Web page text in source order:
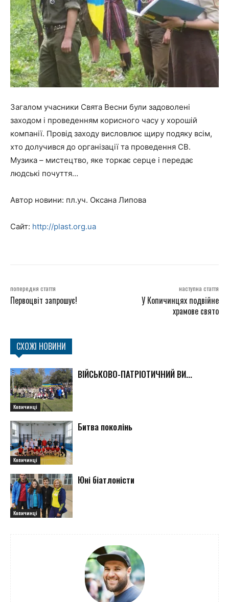
Загалом учасники Свята Весни були задоволені
заходом і проведенням корисного часу у хорошій
компанії. Провід заходу висловлює щиру подяку всім,
хто долучився до організації та проведення СВ.
Музика – мистецтво, яке торкає серце і передає
людські почуття…
Автор новини: пл.уч. Оксана Липова
Сайт: http://plast.org.ua
попередня стаття
Первоцвіт запрошує!
наступна стаття
У Копичинцях подвійне
храмове свято
СХОЖІ НОВИНИ
Копичинці
ВІЙСЬКОВО-ПАТРІОТИЧНИЙ ВИ...
Копичинці
Битва поколінь
Копичинці
Юні біатлоністи